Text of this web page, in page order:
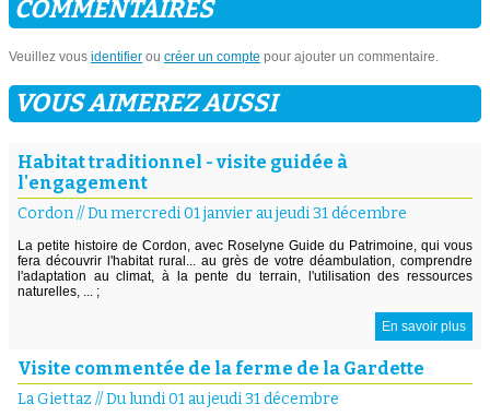
COMMENTAIRES
Veuillez vous identifier ou créer un compte pour ajouter un commentaire.
VOUS AIMEREZ AUSSI
Habitat traditionnel - visite guidée à
l'engagement
Cordon//Du mercredi 01 janvier au jeudi 31 décembre
La petite histoire de Cordon, avec Roselyne Guide du Patrimoine, qui vous
fera découvrir l'habitat rural... au grès de votre déambulation, comprendre
l'adaptation au climat, à la pente du terrain, l'utilisation des ressources
naturelles, ... ;
En savoir plus
Visite commentée de la ferme de la Gardette
La Giettaz //Du lundi 01 au jeudi 31 décembre